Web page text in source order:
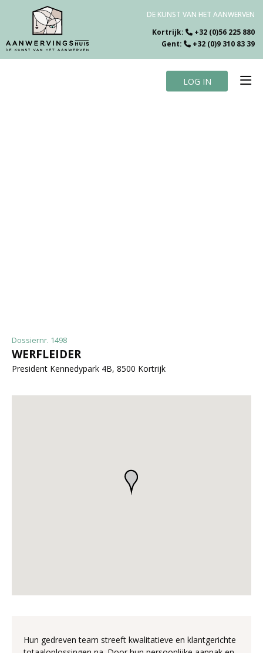
DE KUNST VAN HET AANWERVEN
Kortrijk:
+32 (0)56 225 880
Gent:
+32 (0)9 310 83 39
LOG IN
Dossiernr. 1498
WERFLEIDER
President Kennedypark 4B, 8500 Kortrijk
Hun gedreven team streeft kwalitatieve en klantgerichte